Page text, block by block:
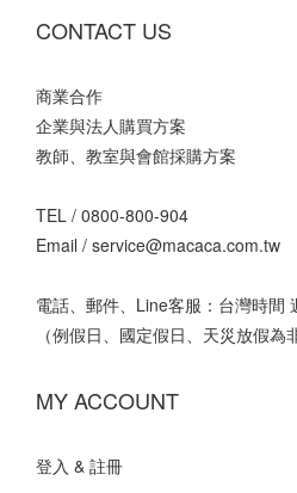
CONTACT US
商業合作
企業與法人購買方案
教師、教室與會館採購方案
TEL / 0800-800-904
Email / service@macaca.com.tw
電話、郵件、Line客服：台灣時間
（例假日、國定假日、天災放假為
MY ACCOUNT
登入 & 註冊